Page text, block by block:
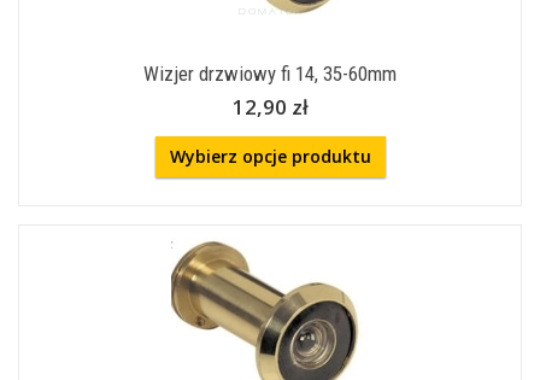
Wizjer drzwiowy fi 14, 35-60mm
12,90 zł
Wybierz opcje produktu